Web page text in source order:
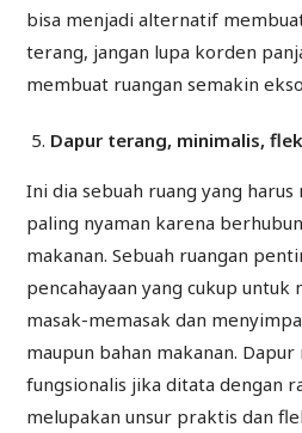
bisa menjadi alternatif
terang, jangan lupa korden
membuat ruangan semakin
Dapur terang, minimalis,
Ini dia sebuah ruang yang
paling nyaman karena
makanan. Sebuah ruangan
pencahayaan yang cukup untuk
masak-memasak dan
maupun bahan makanan.
fungsionalis jika ditata dengan
melupakan unsur praktis dan